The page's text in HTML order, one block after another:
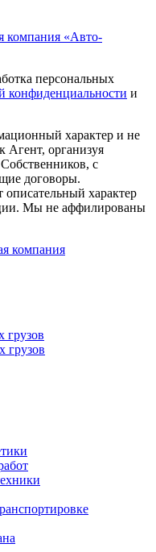
компания «Авто-
персональных
конфиденциальности и
характер и не
Агент, организуя
с
договоры.
характер
Мы не аффилированы
грузов
грузов